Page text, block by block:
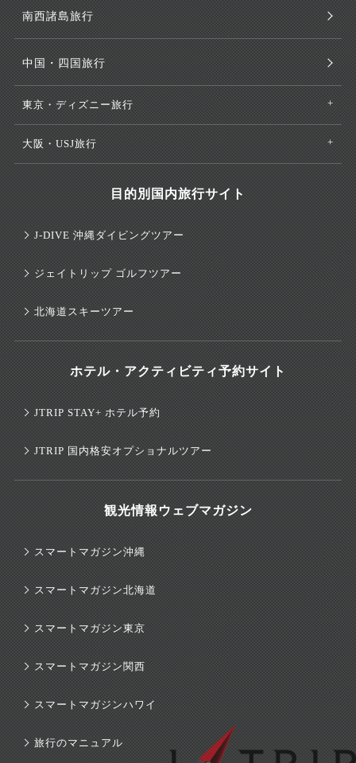
南西諸島旅行
中国・四国旅行
東京・ディズニー旅行
大阪・USJ旅行
目的別国内旅行サイト
J-DIVE 沖縄ダイビングツアー
ジェイトリップ ゴルフツアー
北海道スキーツアー
ホテル・アクティビティ予約サイト
JTRIP STAY+ ホテル予約
JTRIP 国内格安オプショナルツアー
観光情報ウェブマガジン
スマートマガジン沖縄
スマートマガジン北海道
スマートマガジン東京
スマートマガジン関西
スマートマガジンハワイ
旅行のマニュアル